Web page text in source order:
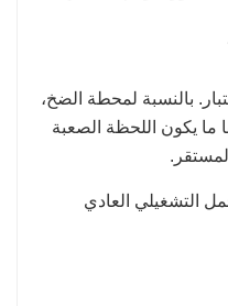
بالنسبة لمحطة الضخ،
ما يكون اللحظة الصعبة
التشغيلي العادي